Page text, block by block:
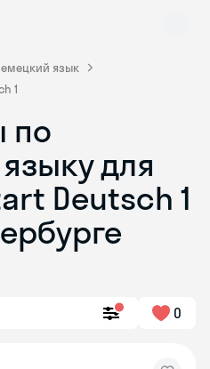
язык
1
по
для
Deutsch 1
0